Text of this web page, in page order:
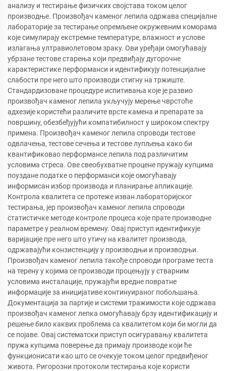
анализу и тестирање физичких својстава током целог
производње. Произвођач каменог лепила одржава специјалне
лабораторије за тестирање опремљене окружевним коморама
које симулирају екстремне температуре, влажност и услове
излагања ултравиолетовом зраку. Ови уређаји омогућавају
убрзане тестове старења који предвиђају дугорочне
карактеристике перформанси и идентификују потенцијалне
слабости пре него што производи стигну на тржиште.
Стандардизоване процедуре испитивања које је развио
произвођач каменог лепила укључују мерење чврстоће
адхезије користећи различите врсте камена и препарате за
површину, обезбеђујући компатибилност у широком спектру
примена. Произвођач каменог лепила спроводи тестове
одвлачења, тестове сечења и тестове лупљења како би
квантификовао перформансе лепила под различитим
условима стреса. Ове свеобухватне процене пружају купцима
поуздане податке о перформанси које омогућавају
информисан избор производа и планирање апликације.
Контрола квалитета се протеже изван лабораторијског
тестирања, јер произвођач каменог лепила спроводи
статистичке методе контроле процеса које прате производне
параметре у реалном времену. Овај приступ идентификује
варијације пре него што утичу на квалитет производа,
одржавајући конзистенцију у производњи и производњи.
Произвођач каменог лепила такође спроводи програме теста
на терену у којима се производи процењују у стварним
условима инсталације, пружајући вредне повратне
информације за иницијативе континуираног побољшања.
Документација за партије и системи тражимости које одржава
произвођач каменог лепка омогућавају брзу идентификацију и
решење било каквих проблема са квалитетом који би могли да
се појаве. Овај систематски приступ осигуравању квалитета
пружа купцима поверење да примају производе који ће
функционисати као што се очекује током целог предвиђеног
живота. Ригорозни протоколи тестирања које користи